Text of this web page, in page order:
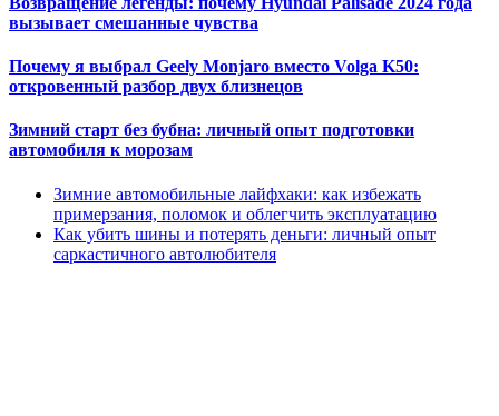
вызывает смешанные чувства
Почему я выбрал Geely Monjaro вместо Volga K50:
откровенный разбор двух близнецов
Зимний старт без бубна: личный опыт подготовки
автомобиля к морозам
Зимние автомобильные лайфхаки: как избежать
примерзания, поломок и облегчить эксплуатацию
Как убить шины и потерять деньги: личный опыт
саркастичного автолюбителя